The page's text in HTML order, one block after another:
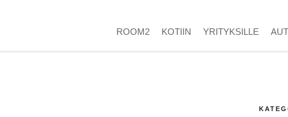
ROOM2 KOTIIN YRITYKSILLE